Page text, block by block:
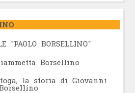
"PAOLO BORSELLINO"
Borsellino
la storia di Giovanni